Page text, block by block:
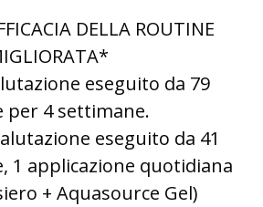
DELLA ROUTINE
eseguito da 79
per 4 settimane.
eseguito da 41
1 applicazione quotidiana
+ Aquasource Gel)